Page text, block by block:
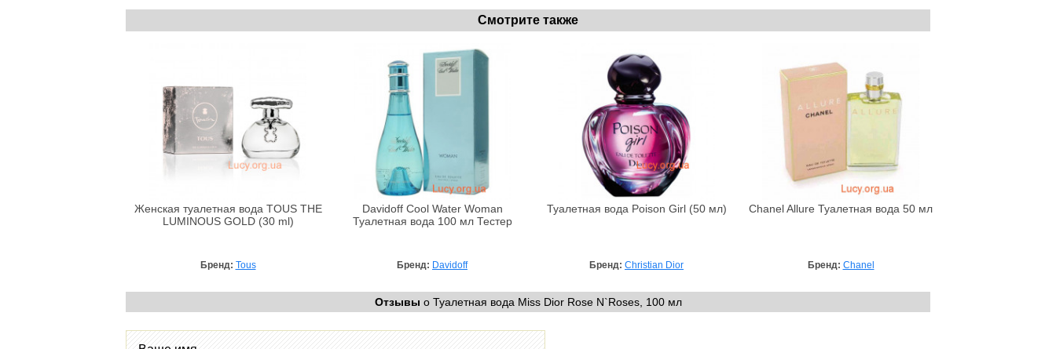
Смотрите также
Женская туалетная вода TOUS THE
LUMINOUS GOLD (30 ml)
Бренд: Tous
Davidoff Cool Water Woman
Туалетная вода 100 мл Тестер
Бренд: Davidoff
Туалетная вода Poison Girl (50 мл)
Бренд: Christian Dior
Chanel Allure Туалетная вода 50 мл
Бренд: Chanel
Отзывы о Туалетная вода Miss Dior Rose N`Roses, 100 мл